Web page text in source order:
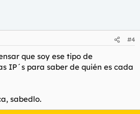
#4
que soy ese tipo de
IP´s para saber de quién es cada
sabedlo.